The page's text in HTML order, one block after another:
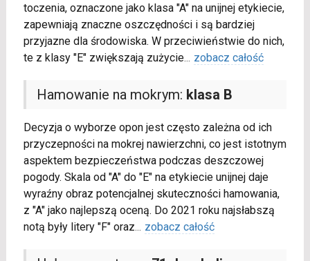
toczenia, oznaczone jako klasa "A" na unijnej etykiecie,
zapewniają znaczne oszczędności i są bardziej
przyjazne dla środowiska. W przeciwieństwie do nich,
te z klasy "E" zwiększają zużycie... zobacz całość
Hamowanie na mokrym: klasa B
Decyzja o wyborze opon jest często zależna od ich
przyczepności na mokrej nawierzchni, co jest istotnym
aspektem bezpieczeństwa podczas deszczowej
pogody. Skala od "A" do "E" na etykiecie unijnej daje
wyraźny obraz potencjalnej skuteczności hamowania,
z "A" jako najlepszą oceną. Do 2021 roku najsłabszą
notą były litery "F" oraz... zobacz całość